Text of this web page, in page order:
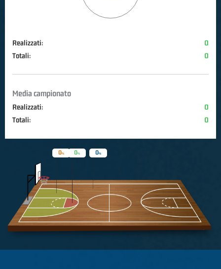
Realizzati:
0
Totali:
0
Media campionato
Realizzati:
0
Totali:
0
0
0 0